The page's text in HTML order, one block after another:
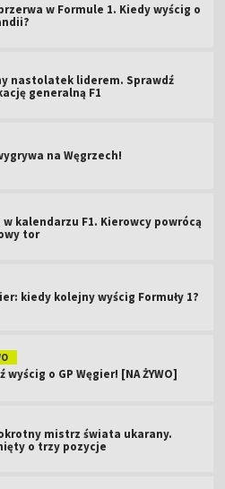
w Formule 1. Kiedy wyścig o
nastolatek liderem. Sprawdź
generalną F1
na Węgrzech!
w kalendarzu F1. Kierowcy powrócą
tor
kiedy kolejny wyścig Formuły 1?
wyścig o GP Węgier! [NA ŻYWO]
mistrz świata ukarany.
o trzy pozycje